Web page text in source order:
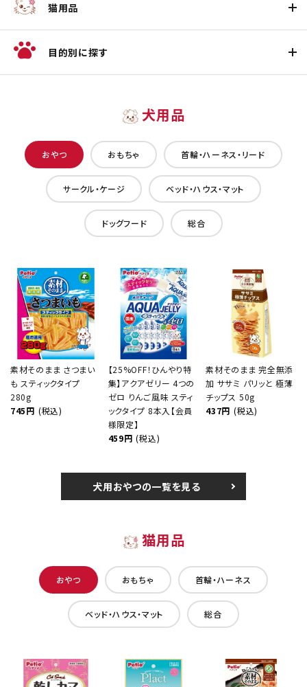
猫用品
目的別に探す
犬用品
おやつ おもちゃ 首輪・ハーネス・リード
サークル・ケージ ベッド・ハウス・マット
ドッグフード 総合
素材そのまま さつまい
も スティックタイプ
280g
745円 (税込)
【25%OFF！ひんやり特
集】アクアゼリー 4つの
ゼロ りんご風味 スティ
ックタイプ 8本入【会員
様限定】
459円 (税込)
素材そのまま 完全無添
加 ササミ パリッと 極薄
チップス 50g
437円 (税込)
犬用おやつの一覧を見る
猫用品
おやつ おもちゃ 首輪・ハーネス
ベッド・ハウス・マット 総合